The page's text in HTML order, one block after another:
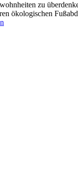
zu
ökologischen